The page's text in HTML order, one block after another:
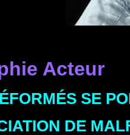
Acteur
SE
DE